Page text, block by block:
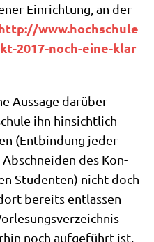
Ein­rich­tung, an der
​www​.hoch​schu​le​
​2​0​1​7​-​n​o​c​h​-​e​i​n​e​-​k​l​a​r​
Aus­sa­ge dar­über
ihn hin­sicht­lich
(Ent­bin­dung jeder
des Kon­
Stu­den­ten) nicht doch
bereits ent­las­sen
noch auf­ge­führt ist,